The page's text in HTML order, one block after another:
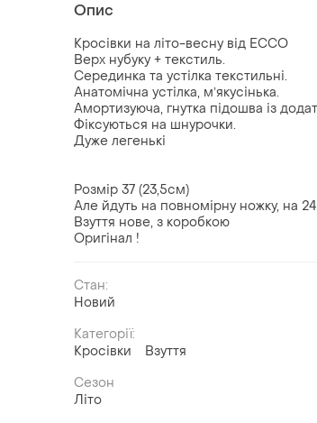
Опис
Кросівки на літо-весну від ЕССО
Верх нубуку + текстиль.
Серединка та устілка текстильні.
Анатомічна устілка, мʼякусінька.
Амортизуюча, гнутка підошва із
Фіксуються на шнурочки.
Дуже легенькі
Розмір 37 (23,5см)
Але йдуть на повномірну ножку, на
Взуття нове, з коробкою
Оригінал !
Стан:
Новий
Категорії:
Кросівки
Взуття
Сезон
Літо